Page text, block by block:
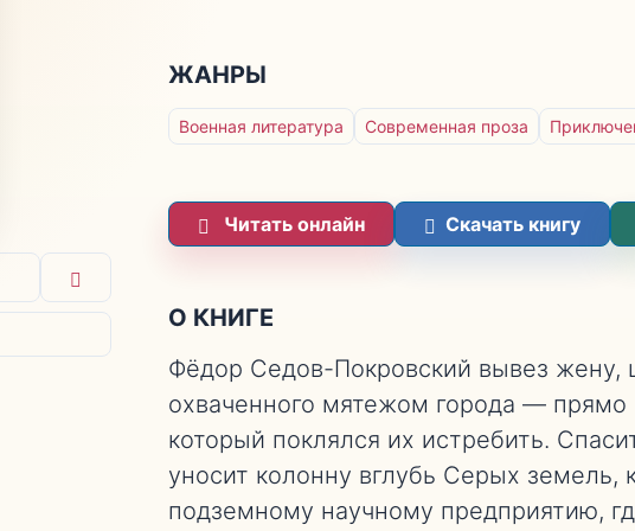
ЖАНРЫ
Военная литература Современная проза
Читать онлайн Скачать книгу
О КНИГЕ
Фёдор Седов-Покровский вывез жену,
охваченного мятежом города —
который поклялся их истребить.
уносит колонну вглубь Серых земель,
подземному научному предприятию,